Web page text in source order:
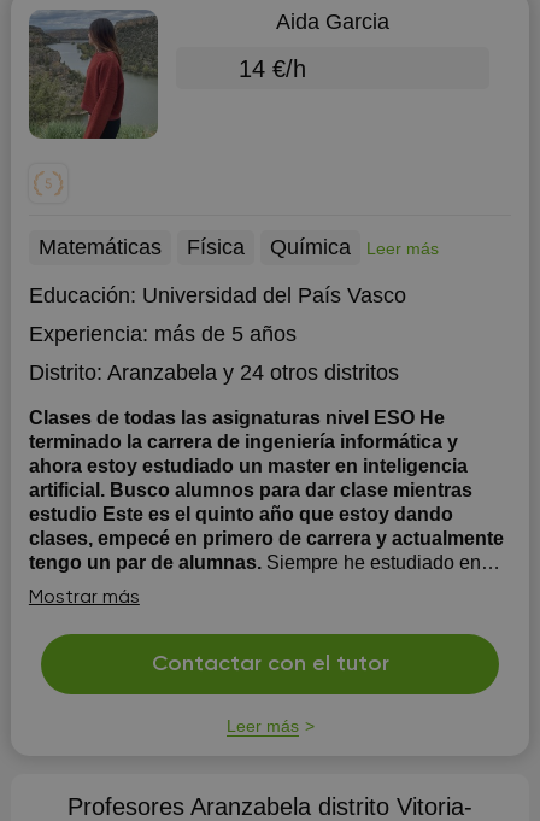
Aida Garcia
14 €/h
Matemáticas Física Química Leer más
Educación: Universidad del País Vasco
Experiencia: más de 5 años
Distrito: Aranzabelay 24 otros distritos
Clases de todas las asignaturas nivel ESO He
terminado la carrera de ingeniería informática y
ahora estoy estudiado un master en inteligencia
artificial. Busco alumnos para dar clase mientras
estudio Este es el quinto año que estoy dando
clases, empecé en primero de carrera y actualmente
tengo un par de alumnas. Siempre he estudiado en
modelo D, por lo que tengo un buen nivel de euskera,
también inglés (C1). He cursado bachillerato científico y
soy estudiante de ingeniería. Puedo dar clase de todas
las asignaturas nivel ESO y ayudar con los deberes.
Soy muy trabajadora y me esfuerzo mucho en que mis
Mostrar más
Contactar con el tutor
Leer más
Profesores Aranzabela distrito Vitoria-